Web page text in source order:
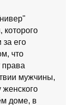
которого
за его
что
мужчины,
женского
доме, в